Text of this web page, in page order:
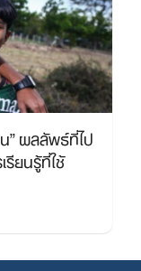
” ผลลัพธ์ที่ไป
ยนรู้ที่ใช้